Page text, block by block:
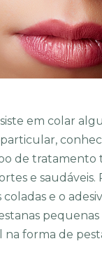
em colar
de
e
e o
forma de